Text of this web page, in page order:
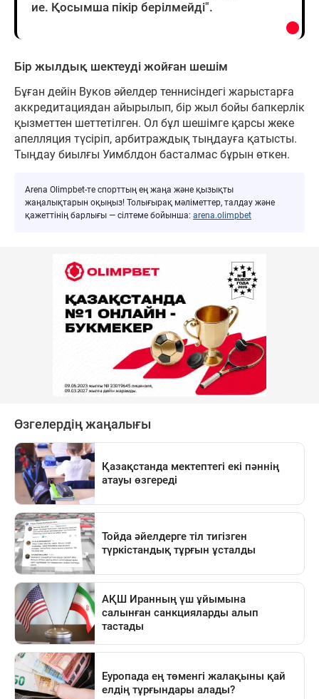
ие. Қосымша пікір берілмейді".
Бір жылдық шектеуді жойған шешім
Бұған дейін Вуков әйелдер теннисіндегі жарыстарға
аккредитациядан айырылып, бір жыл бойы бапкерлік
қызметтен шеттетілген. Ол бұл шешімге қарсы жеке
апелляция түсіріп, арбитраждық тыңдауға қатысты.
Тыңдау биылғы Уимблдон басталмас бұрын өткен.
Arena Olimpbet-те спорттың ең жаңа және қызықты
жаңалықтарын оқыңыз! Толығырақ мәліметтер, талдау және
қажеттінің барлығы — сілтеме бойынша: arena.olimpbet